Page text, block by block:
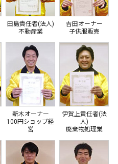
田島責任者(法人)
不動産業
吉田オーナー
子供服販売
新木オーナー
100円ショップ経
営
伊賀上責任者(法
人)
廃棄物処理業